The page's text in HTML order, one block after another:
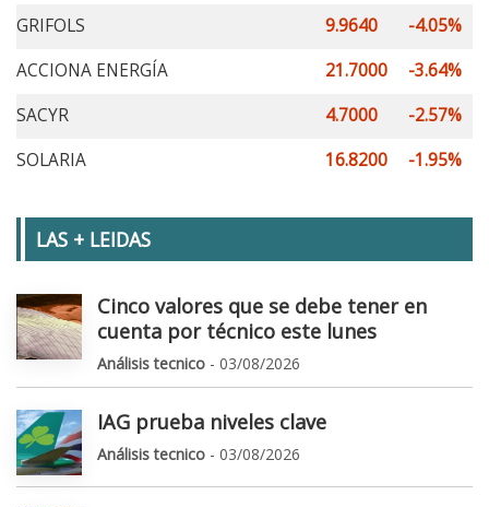
GRIFOLS
9.9640
-4.05%
ACCIONA ENERGÍA
21.7000
-3.64%
SACYR
4.7000
-2.57%
SOLARIA
16.8200 -1.95%
LAS + LEIDAS
Cinco valores que se debe tener en
cuenta por técnico este lunes
Análisis tecnico - 03/08/2026
IAG prueba niveles clave
Análisis tecnico - 03/08/2026